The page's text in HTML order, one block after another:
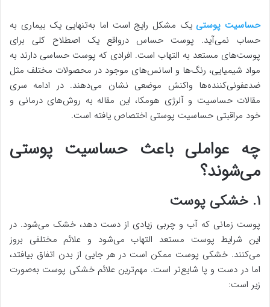
حساسیت پوستی یک مشکل رایج است اما به‌تنهایی یک بیماری به
حساب نمی‌آید. پوست حساس درواقع یک اصطلاح کلی برای
پوست‌های مستعد به التهاب است. افرادی که پوست حساسی دارند به
مواد شیمیایی، رنگ‌ها و اسانس‌های موجود در محصولات مختلف مثل
ضدعفونی‌کننده‌ها واکنش موضعی نشان می‌دهند. در ادامه سری
مقالات حساسیت و آلرژی هومکا، این مقاله به روش‌های درمانی و
خود مراقبتی حساسیت پوستی اختصاص یافته است.
چه عواملی باعث حساسیت پوستی
می‌شوند؟
۱. خشکی پوست
پوست زمانی که آب و چربی زیادی از دست دهد، خشک می‌شود. در
این شرایط پوست مستعد التهاب می‌شود و علائم مختلفی بروز
می‌کنند. خشکی پوست ممکن است در هر جایی از بدن اتفاق بیافتد،
اما در دست و پا شایع‌تر است. مهم‌ترین علائم خشکی پوست به‌صورت
زیر است: